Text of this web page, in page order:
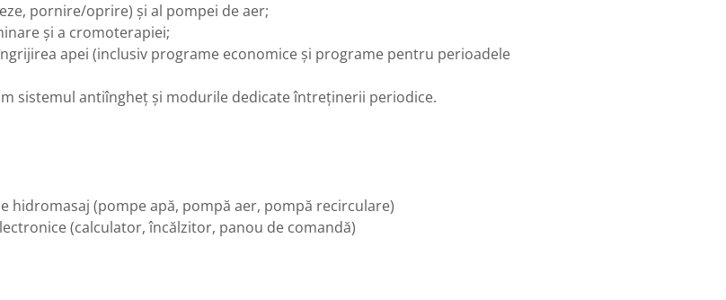
pornire/oprire) și al pompei de aer;
și a cromoterapiei;
apei (inclusiv programe economice și programe pentru perioadele
sistemul antiîngheț și modurile dedicate întreținerii periodice.
hidromasaj (pompe apă, pompă aer, pompă recirculare)
(calculator, încălzitor, panou de comandă)